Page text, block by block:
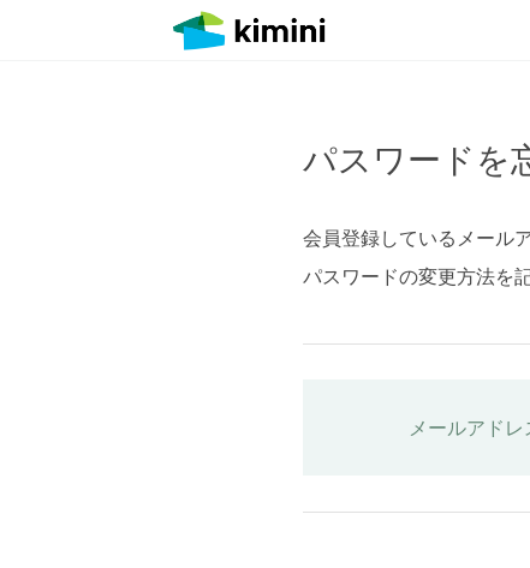
パスワードを
会員登録しているメール
パスワードの変更方法を
メールアドレ